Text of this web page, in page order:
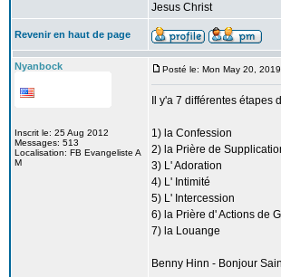
Jesus Christ
Revenir en haut de page
Nyanbock
Inscrit le: 25 Aug 2012
Messages: 513
Localisation: FB Evangeliste A
M
Posté le: Mon May 20,
Il y'a 7 différentes étapes
1) la Confession
2) la Prière de
3) L' Adoration
4) L' Intimité
5) L' Intercession
6) la Prière d' Actions de
7) la Louange
Benny Hinn - Bonjour